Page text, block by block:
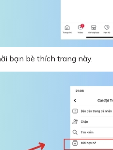
bạn bè thích trang này.